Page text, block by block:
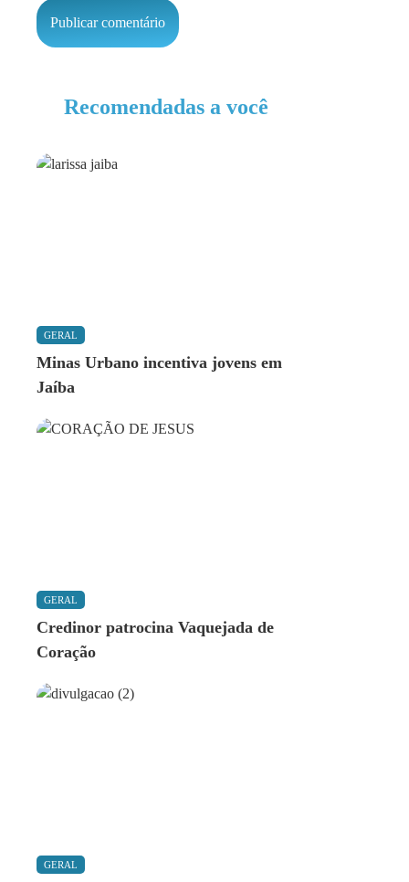
Recomendadas a você
GERAL
Minas Urbano incentiva jovens em
Jaíba
GERAL
Credinor patrocina Vaquejada de
Coração
GERAL